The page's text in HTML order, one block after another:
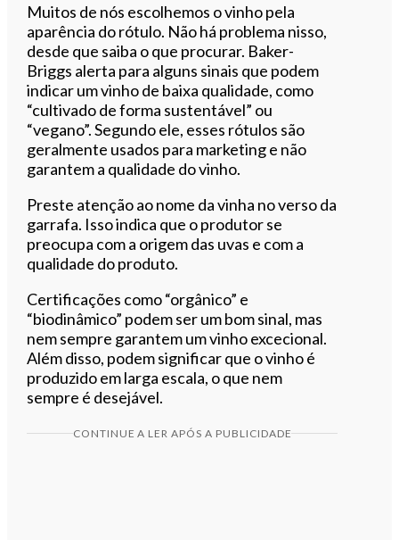
Muitos de nós escolhemos o vinho pela
aparência do rótulo. Não há problema nisso,
desde que saiba o que procurar. Baker-
Briggs alerta para alguns sinais que podem
indicar um vinho de baixa qualidade, como
“cultivado de forma sustentável” ou
“vegano”. Segundo ele, esses rótulos são
geralmente usados para marketing e não
garantem a qualidade do vinho.
Preste atenção ao nome da vinha no verso da
garrafa. Isso indica que o produtor se
preocupa com a origem das uvas e com a
qualidade do produto.
Certificações como “orgânico” e
“biodinâmico” podem ser um bom sinal, mas
nem sempre garantem um vinho excecional.
Além disso, podem significar que o vinho é
produzido em larga escala, o que nem
sempre é desejável.
CONTINUE A LER APÓS A PUBLICIDADE